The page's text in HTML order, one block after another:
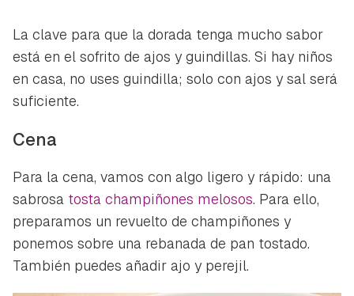
La clave para que la dorada tenga mucho sabor
está en el sofrito de ajos y guindillas. Si hay niños
en casa, no uses guindilla; solo con ajos y sal será
suficiente.
Cena
Para la cena, vamos con algo ligero y rápido: una
sabrosa tosta champiñones melosos. Para ello,
preparamos un revuelto de champiñones y
ponemos sobre una rebanada de pan tostado.
También puedes añadir ajo y perejil.